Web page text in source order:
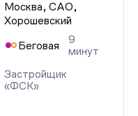
Москва, САО,
Хорошевский
Беговая
9
минут
Застройщик
«ФСК»